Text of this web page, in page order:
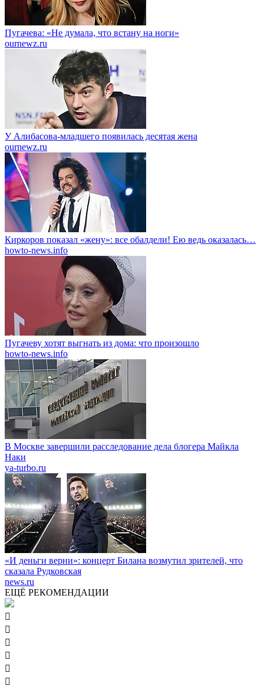
Пугачева: «Не думала, что встану на ноги»
ournewz.ru
У Алибасова-младшего появилась десятая жена
ournewz.ru
Киркоров показал «жену»: все обалдели! Ею ведь оказалась…
howto-news.info
Пугачеву хотят выгнать из дома: что произошло
howto-news.info
В Москве завершили расследование дела блогера Майкла
Наки
ya-turbo.ru
«И деньги верни»: концерт Билана возмутил зрителей, что
сказала Рудковская
news.ru
ЕЩЁ РЕКОМЕНДАЦИИ





